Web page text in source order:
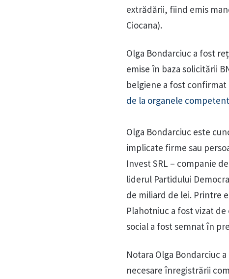
extrădării, fiind emis
Ciocana).
Olga Bondarciuc a fost
emise în baza solicitării
belgiene a fost confirmat
de la organele
Olga Bondarciuc este
implicate firme sau
Invest SRL – companie
liderul Partidului
de miliard de lei. Printre
Plahotniuc a fost vizat
social a fost semnat în
Notara Olga Bondarciuc
necesare înregistrării